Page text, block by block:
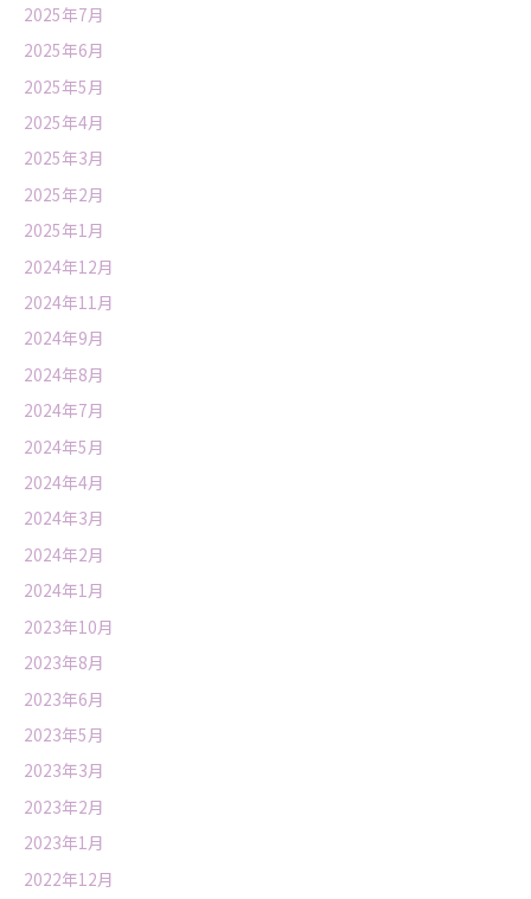
2025年7月
2025年6月
2025年5月
2025年4月
2025年3月
2025年2月
2025年1月
2024年12月
2024年11月
2024年9月
2024年8月
2024年7月
2024年5月
2024年4月
2024年3月
2024年2月
2024年1月
2023年10月
2023年8月
2023年6月
2023年5月
2023年3月
2023年2月
2023年1月
2022年12月